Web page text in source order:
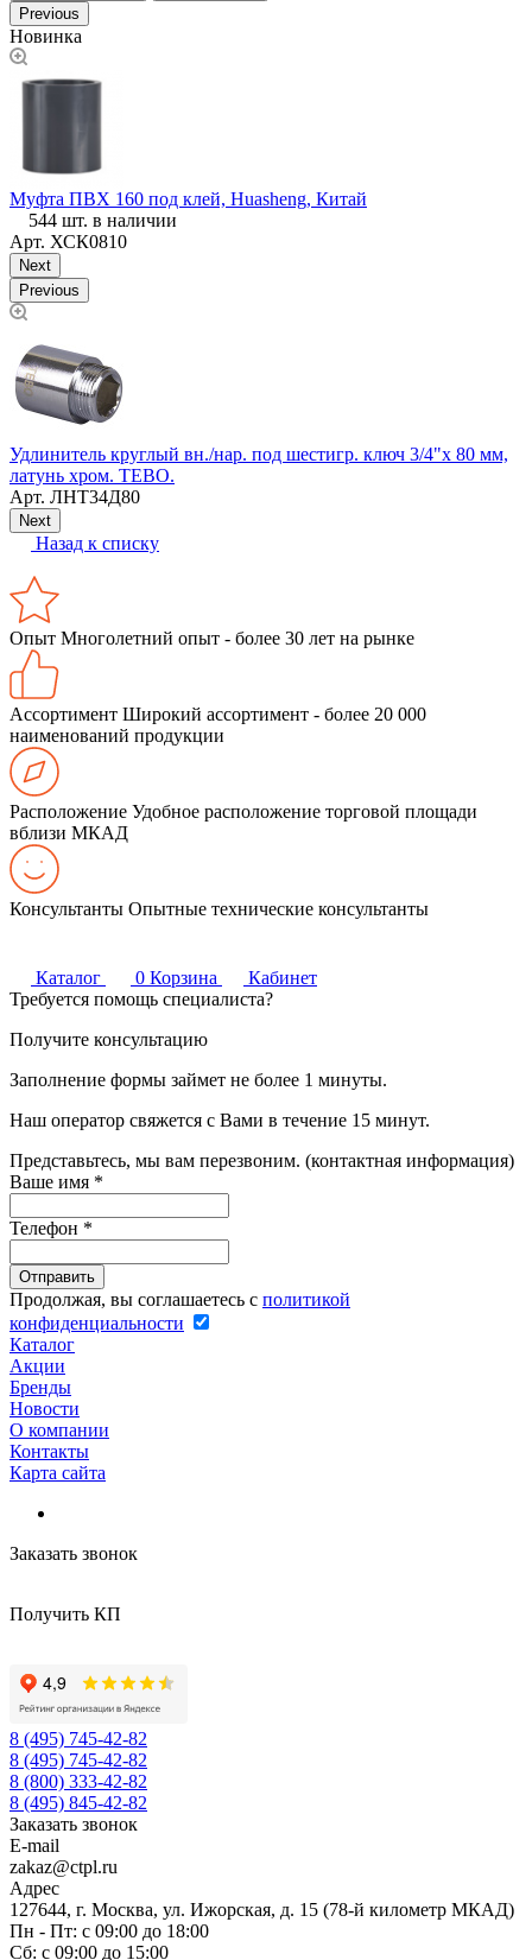
Previous
Новинка
Муфта ПВХ 160 под клей, Huasheng, Китай
544 шт. в наличии
Арт. ХСК0810
Next
Previous
Удлинитель круглый вн./нар. под шестигр. ключ 3/4"х 80 мм,
латунь хром. ТЕВО.
Арт. ЛНТ34Д80
Next
Назад к списку
Опыт Многолетний опыт - более 30 лет на рынке
Ассортимент Широкий ассортимент - более 20 000
наименований продукции
Расположение Удобное расположение торговой площади
вблизи МКАД
Консультанты Опытные технические консультанты
Каталог 0 Корзина
Кабинет
Требуется помощь специалиста?
Получите консультацию
Заполнение формы займет не более 1 минуты.
Наш оператор свяжется с Вами в течение 15 минут.
Представьтесь, мы вам перезвоним. (контактная информация)
Ваше имя *
Телефон *
Продолжая, вы соглашаетесь с политикой
конфиденциальности
Каталог
Акции
Бренды
Новости
О компании
Контакты
Карта сайта
Заказать звонок
Получить КП
8 (495) 745-42-82
8 (495) 745-42-82
8 (800) 333-42-82
8 (495) 845-42-82
Заказать звонок
E-mail
zakaz@ctpl.ru
Адрес
127644, г. Москва, ул. Ижорская, д. 15 (78-й километр МКАД)
Пн - Пт: с 09:00 до 18:00
Сб: с 09:00 до 15:00